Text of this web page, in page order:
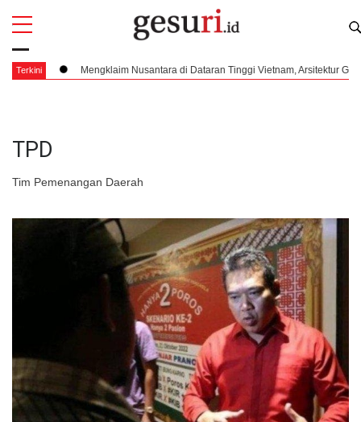
Terkinidi Dataran Tinggi Vietnam, Arsitektur Geopolitik Republik di Ujung
TPD
Tim Pemenangan Daerah
All